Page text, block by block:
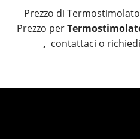
Prezzo di
Prezzo per
, contattaci o